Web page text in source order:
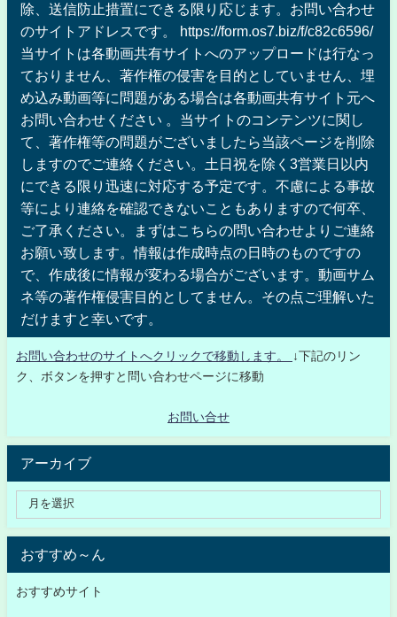
除、送信防止措置にできる限り応じます。お問い合わせ
のサイトアドレスです。 https://form.os7.biz/f/c82c6596/
当サイトは各動画共有サイトへのアップロードは行なっ
ておりません、著作権の侵害を目的としていません、埋
め込み動画等に問題がある場合は各動画共有サイト元へ
お問い合わせください 。当サイトのコンテンツに関し
て、著作権等の問題がございましたら当該ページを削除
しますのでご連絡ください。土日祝を除く3営業日以内
にできる限り迅速に対応する予定です。不慮による事故
等により連絡を確認できないこともありますので何卒、
ご了承ください。まずはこちらの問い合わせよりご連絡
お願い致します。情報は作成時点の日時のものですの
で、作成後に情報が変わる場合がございます。動画サム
ネ等の著作権侵害目的としてません。その点ご理解いた
だけますと幸いです。
お問い合わせのサイトへクリックで移動します。
↓下記のリン
ク、ボタンを押すと問い合わせページに移動
お問い合せ
アーカイブ
おすすめ～ん
おすすめサイト